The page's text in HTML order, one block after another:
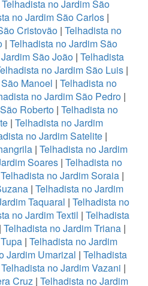
Telhadista no Jardim São
no Jardim São Carlos|
Cristovão| Telhadista no
| Telhadista no Jardim São
São João | Telhadista
no Jardim São Luis|
Manoel | Telhadista no
no Jardim São Pedro |
Roberto | Telhadista no
| Telhadista no Jardim
no Jardim Satelite |
| Telhadista no Jardim
Soares| Telhadista no
Telhadista no Jardim Soraia |
| Telhadista no Jardim
Taquaral | Telhadista no
no Jardim Textil | Telhadista
Telhadista no Jardim Triana|
| Telhadista no Jardim
Jardim Umarizal | Telhadista
Telhadista no Jardim Vazani |
Cruz| Telhadista no Jardim